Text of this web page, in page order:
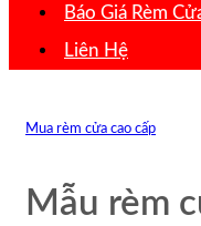
Báo Giá Rèm
Liên Hệ
Mua rèm cửa cao cấp
Mẫu rèm